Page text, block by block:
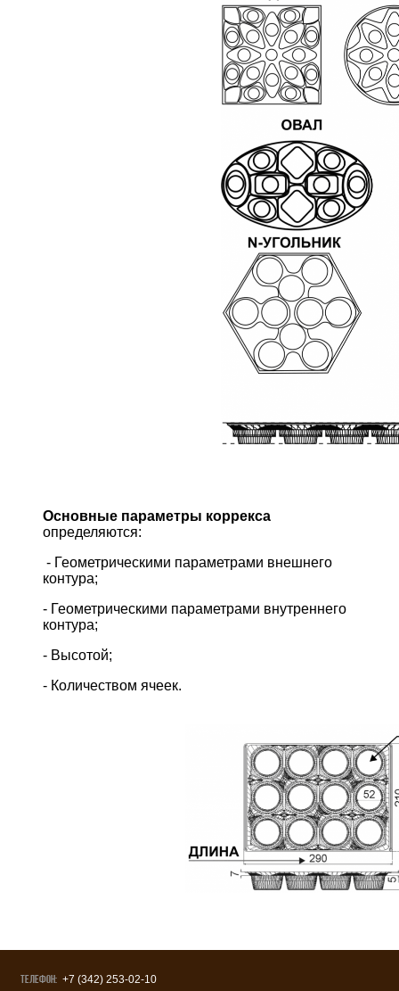
Основные параметры коррекса
определяются:
- Геометрическими параметрами внешнего
контура;
- Геометрическими параметрами внутреннего
контура;
- Высотой;
- Количеством ячеек.
Телефон: +7 (342) 253-02-10